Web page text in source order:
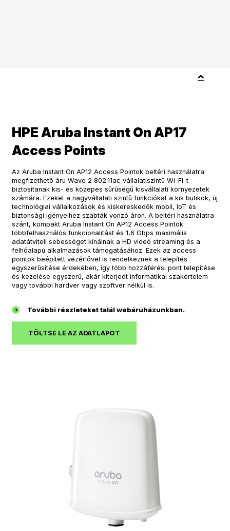
HPE Aruba Instant On AP17
Access Points
Az Aruba Instant On AP12 Access Pointok beltéri használatra
megfizethető árú Wave 2 802.11ac vállalatiszintű Wi-Fi-t
biztosítanak kis- és közepes sűrűségű kisvállalati környezetek
számára. Ezeket a nagyvállalati szintű funkciókat a kis butikok, új
technológiai vállalkozások és kiskereskedők mobil, IoT és
biztonsági igényeihez szabták vonzó áron. A beltéri használatra
szánt, kompakt Aruba Instant On AP12 Access Pointok
többfelhasználós funkcionalitást és 1,6 Gbps maximális
adatátviteli sebességet kínálnak a HD videó streaming és a
felhőalapú alkalmazások támogatásához. Ezek az access
pointok beépített vezérlővel is rendelkeznek a telepítés
egyszerűsítése érdekében, így több hozzáférési pont telepítése
és kezelése egyszerű, akár kiterjedt informatikai szakértelem
vagy további hardver vagy szoftver nélkül is.
További részleteket talál webáruházunkban.
TÖLTSE LE AZ ADATLAPOT